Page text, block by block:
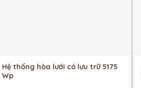
Hệ thống hòa lưới có lưu trữ 5175
Wp